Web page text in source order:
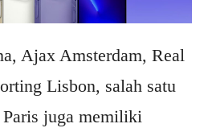
Ajax Amsterdam, Real
Lisbon, salah satu
juga memiliki